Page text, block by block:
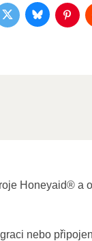
TwitterBluesky
Honeyaid® a
nebo